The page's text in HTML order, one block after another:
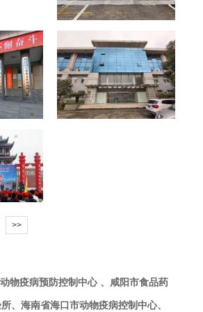
>>
物疫病预防控制中心 、咸阳市食品药
、海南省海口市动物疫病控制中心、